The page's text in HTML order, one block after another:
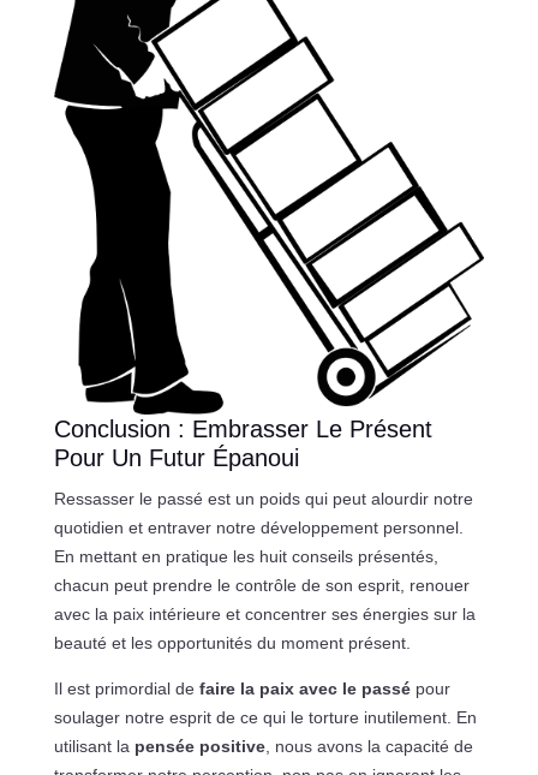
Conclusion : Embrasser Le Présent
Pour Un Futur Épanoui
Ressasser le passé est un poids qui peut alourdir notre
quotidien et entraver notre développement personnel.
En mettant en pratique les huit conseils présentés,
chacun peut prendre le contrôle de son esprit, renouer
avec la paix intérieure et concentrer ses énergies sur la
beauté et les opportunités du moment présent.
Il est primordial de faire la paix avec le passépour
soulager notre esprit de ce qui le torture inutilement. En
utilisant la pensée positive, nous avons la capacité de